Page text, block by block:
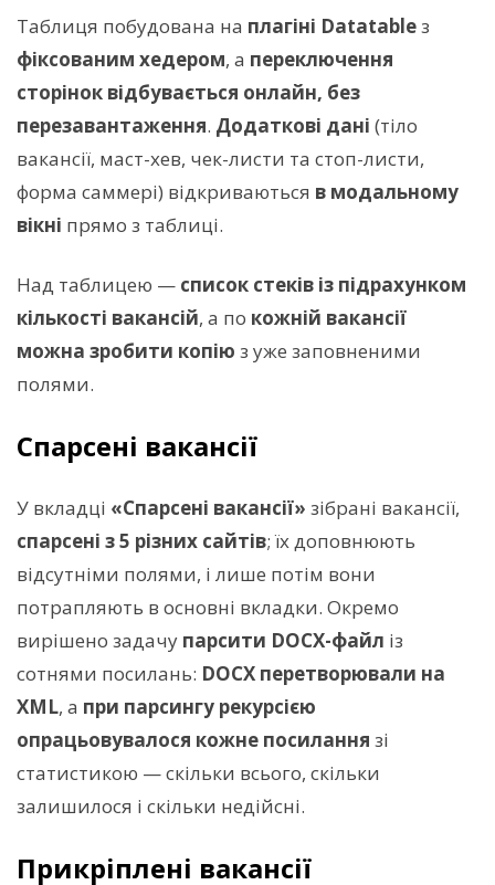
Таблиця побудована на плагіні Datatableз
фіксованим хедером, а переключення
сторінок відбувається онлайн, без
перезавантаження. Додаткові дані (тіло
вакансії, маст-хев, чек-листи та стоп-листи,
форма саммері) відкриваються в модальному
вікні прямо з таблиці.
Над таблицею — список стеків із підрахунком
кількості вакансій, а по кожній вакансії
можна зробити копію з уже заповненими
полями.
Спарсені вакансії
У вкладці «Спарсені вакансії» зібрані вакансії,
спарсені з 5 різних сайтів; їх доповнюють
відсутніми полями, і лише потім вони
потрапляють в основні вкладки. Окремо
вирішено задачу парсити DOCX-файл із
сотнями посилань: DOCX перетворювали на
XML, а при парсингу рекурсією
опрацьовувалося кожне посилання зі
статистикою — скільки всього, скільки
залишилося і скільки недійсні.
Прикріплені вакансії